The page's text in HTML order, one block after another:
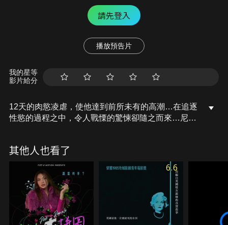
請先登入
播放預告片
我的星等
影片給分
12天的肉慾凌虐，使他達到前所未有的高潮…在追逐
性慾的過程之中，令人戰慄的驚悚卻隨之而來…尼爾
也體驗到前所未有的高潮。她們在他身上烙下的慾望
傷痕，迫使他在相遇的每個女人身上追尋熟悉卻又害
怕的特殊印記。
其他人也看了
6.6